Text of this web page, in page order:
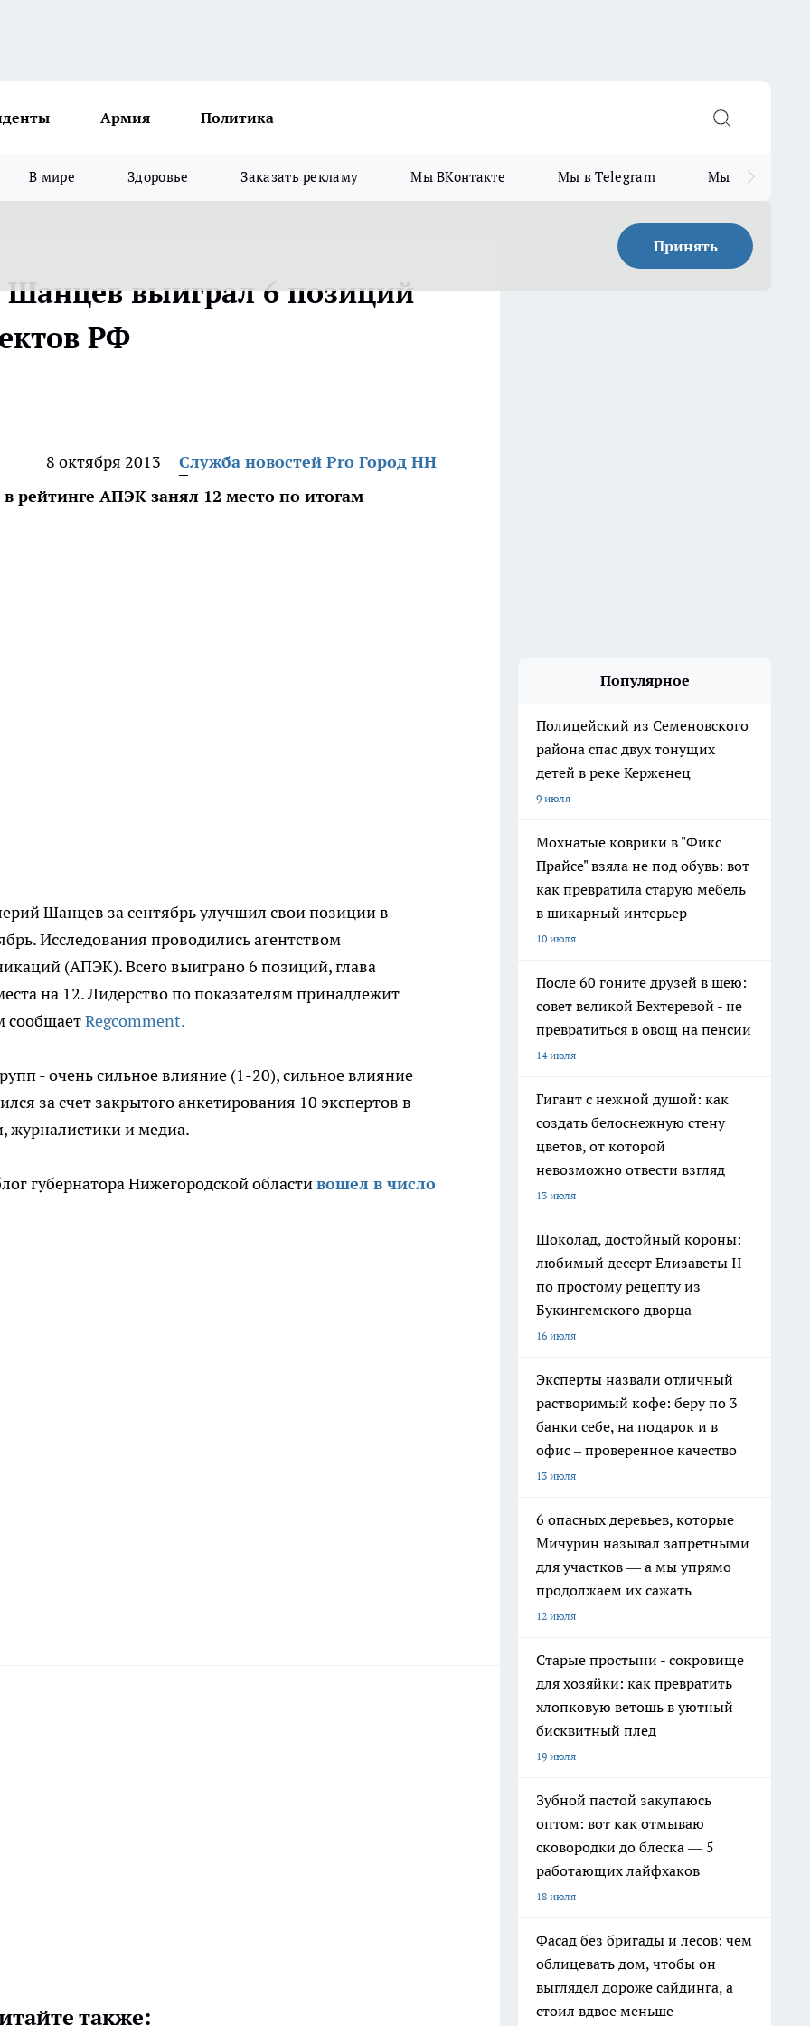
Армия Политика
В мире Здоровье Заказать рекламу Мы ВКонтакте Мы в Telegram Мы в MAX
Принять
Шанцев выиграл 6 позиций
РФ
8 октября 2013
Служба новостей Pro Город НН
рейтинге АПЭК занял 12 место по итогам
Шанцев за сентябрь улучшил свои позиции в
Исследования проводились агентством
(АПЭК). Всего выиграно 6 позиций, глава
на 12. Лидерство по показателям принадлежит
сообщаетRegcomment.
- очень сильное влияние (1-20), сильное влияние
за счет закрытого анкетирования 10 экспертов в
журналистики и медиа.
губернатора Нижегородской областивошел в число
также:
Популярное
Полицейский из Семеновского
района спас двух тонущих
детей в реке Керженец
9 июля
Мохнатые коврики в "Фикс
Прайсе" взяла не под обувь: вот
как превратила старую мебель
в шикарный интерьер
10 июля
После 60 гоните друзей в шею:
совет великой Бехтеревой - не
превратиться в овощ на пенсии
14 июля
Гигант с нежной душой: как
создать белоснежную стену
цветов, от которой
невозможно отвести взгляд
13 июля
Шоколад, достойный короны:
любимый десерт Елизаветы II
по простому рецепту из
Букингемского дворца
16 июля
Эксперты назвали отличный
растворимый кофе: беру по 3
банки себе, на подарок и в
офис – проверенное качество
13 июля
6 опасных деревьев, которые
Мичурин называл запретными
для участков — а мы упрямо
продолжаем их сажать
12 июля
Старые простыни - сокровище
для хозяйки: как превратить
хлопковую ветошь в уютный
бисквитный плед
19 июля
Зубной пастой закупаюсь
оптом: вот как отмываю
сковородки до блеска — 5
работающих лайфхаков
18 июля
Фасад без бригады и лесов: чем
облицевать дом, чтобы он
выглядел дороже сайдинга, а
стоил вдвое меньше